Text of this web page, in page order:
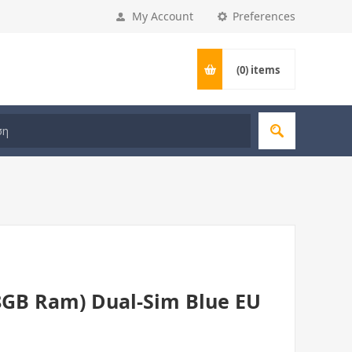
Preferences
My Account
(0) items
Ram) Dual-Sim Blue EU